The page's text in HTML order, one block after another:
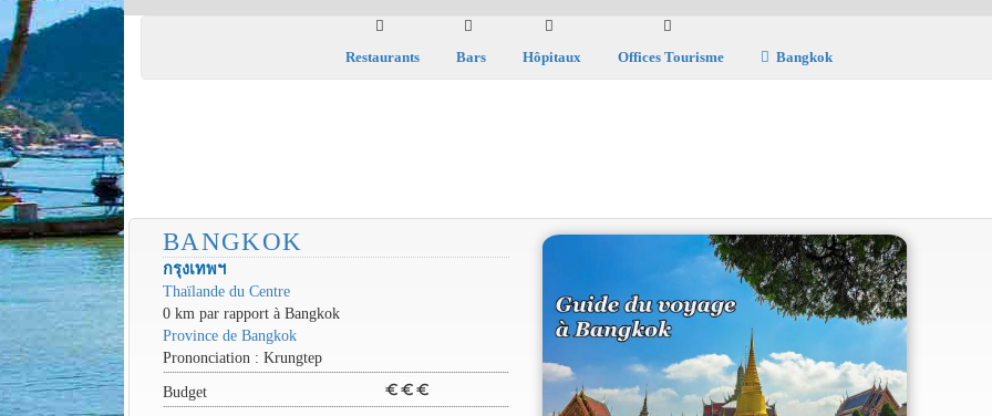
Restaurants Bars Hôpitaux Offices Tourisme Bangkok
BANGKOK
กรุงเทพฯ
Thaïlande du Centre
0 km par rapport à Bangkok
Province de Bangkok
Prononciation : Krungtep
Budget
euro euro euro